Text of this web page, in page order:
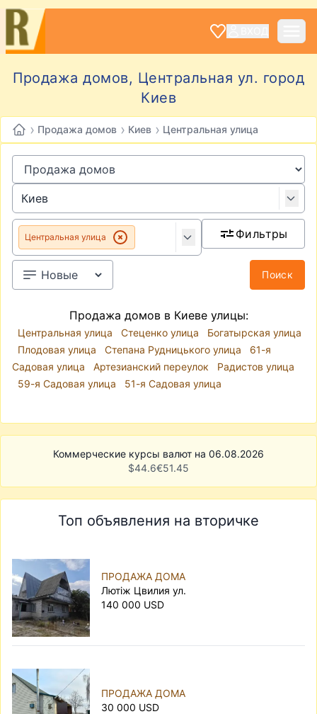
Продажа домов, Центральная ул. город
Киев
› Продажа домов › Киев › Центральная улица
Центральная улица Фильтры
Поиск
Продажа домов в Киеве улицы:
Центральная улица Стеценко улица
Богатырская улица
Плодовая улица
Степана Рудницького улица
61-я
Садовая улица
Артезианский переулок
Радистов улица
59-я Садовая улица
51-я Садовая улица
Коммерческие курсы валют на 06.08.2026
$44.6€51.45
Топ объявления на вторичке
ПРОДАЖА ДОМА
Лютіж Цвилия ул.
140 000 USD
ПРОДАЖА ДОМА
30 000 USD